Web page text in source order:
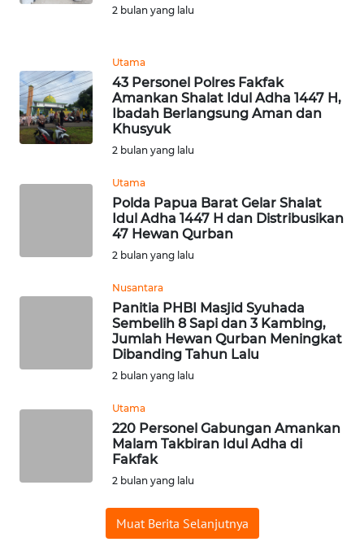
2 bulan yang lalu
Utama
43 Personel Polres Fakfak
Amankan Shalat Idul Adha 1447 H,
Ibadah Berlangsung Aman dan
Khusyuk
2 bulan yang lalu
Utama
Polda Papua Barat Gelar Shalat
Idul Adha 1447 H dan Distribusikan
47 Hewan Qurban
2 bulan yang lalu
Nusantara
Panitia PHBI Masjid Syuhada
Sembelih 8 Sapi dan 3 Kambing,
Jumlah Hewan Qurban Meningkat
Dibanding Tahun Lalu
2 bulan yang lalu
Utama
220 Personel Gabungan Amankan
Malam Takbiran Idul Adha di
Fakfak
2 bulan yang lalu
Muat Berita Selanjutnya
MEDIA
REDAKSI
KARIR
JABAR